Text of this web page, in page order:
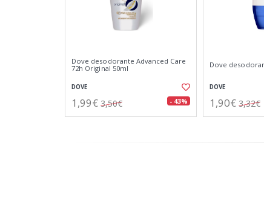
Dove desodorante Advanced Care
72h Original 50ml
DOVE
1,99€ 3,50€ - 43%
Dove
DOVE
1,90€ 3,32€